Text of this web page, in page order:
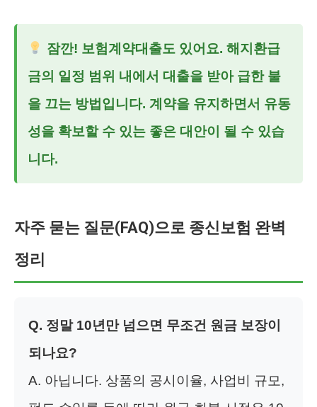
잠깐! 보험계약대출도 있어요. 해지환급
금의 일정 범위 내에서 대출을 받아 급한 불
을 끄는 방법입니다. 계약을 유지하면서 유동
성을 확보할 수 있는 좋은 대안이 될 수 있습
니다.
자주 묻는 질문(FAQ)으로 종신보험 완벽
정리
Q. 정말 10년만 넘으면 무조건 원금 보장이
되나요?
A. 아닙니다. 상품의 공시이율, 사업비 규모,